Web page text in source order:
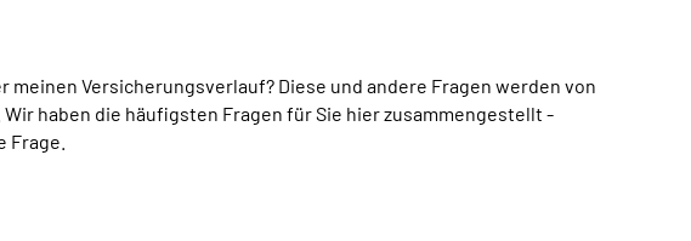
Versicherungsverlauf? Diese und andere Fragen werden von
haben die häufigsten Fragen für Sie hier zusammengestellt -
Frage.